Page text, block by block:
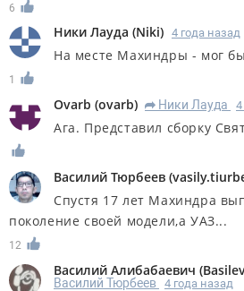
6
Ники Лауда (Niki) 4 года назад
На месте Махиндры - мог
1
Ovarb (ovarb) R Ники Лауда
Ага. Представил сборку
Василий Тюрбеев (
Спустя 17 лет Махиндра
поколение своей модели,а УАЗ...
12
Василий Алибабаевич (
Василий Тюрбеев 4 года назад